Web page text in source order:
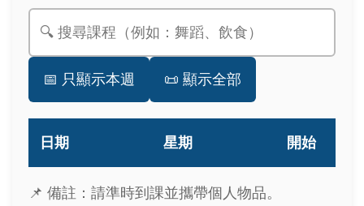
📅 只顯示本週 📜 顯示全部
日期 星期 開始
📌 備註：請準時到課並攜帶個人物品。